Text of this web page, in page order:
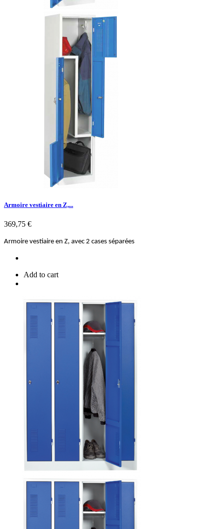
Armoire vestiaire en Z,...
Prix
369,75 €
Armoire vestiaire en Z, avec 2 cases séparées
Add to cart